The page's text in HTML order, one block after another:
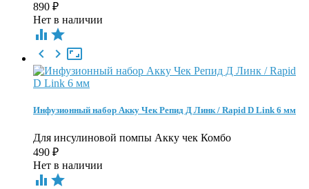
890 ₽
Нет в наличии
 

 
Инфузионный набор Акку Чек Репид Д Линк / Rapid D Link 6 мм
Для инсулиновой помпы Акку чек Комбо
490 ₽
Нет в наличии
 